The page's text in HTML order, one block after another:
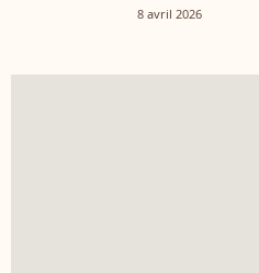
8 avril 2026